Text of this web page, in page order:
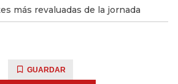
más revaluadas de la jornada
GUARDAR